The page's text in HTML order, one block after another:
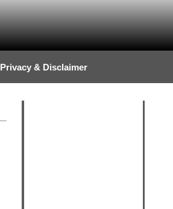
Privacy & Disclaimer